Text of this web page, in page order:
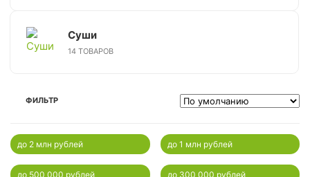
Суши
14 ТОВАРОВ
ФИЛЬТР
до 2 млн рублей до 1 млн рублей
до 500 000 рублей до 300 000 рублей